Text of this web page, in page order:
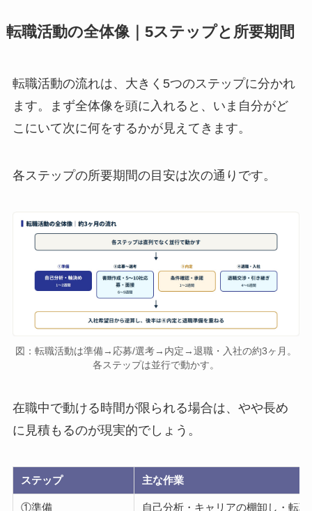
転職活動の全体像｜5ステップと所要期間
転職活動の流れは、大きく5つのステップに分かれ
ます。まず全体像を頭に入れると、いま自分がど
こにいて次に何をするかが見えてきます。
各ステップの所要期間の目安は次の通りです。
図：転職活動は準備→応募/選考→内定→退職・入社の約3ヶ月。
各ステップは並行で動かす。
在職中で動ける時間が限られる場合は、やや長め
に見積もるのが現実的でしょう。
ステップ 主な作業
①準備 自己分析・キャリアの棚卸し・転